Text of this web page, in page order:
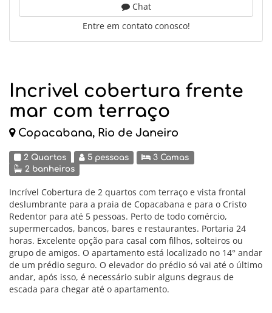
Incrivel cobertura frente
mar com terraço
Copacabana, Rio de Janeiro
2 Quartos 5 pessoas
3 Camas
2 banheiros
Incrível Cobertura de 2 quartos com terraço e vista frontal
deslumbrante para a praia de Copacabana e para o Cristo
Redentor para até 5 pessoas. Perto de todo comércio,
supermercados, bancos, bares e restaurantes. Portaria 24
horas. Excelente opção para casal com filhos, solteiros ou
grupo de amigos. O apartamento está localizado no 14° andar
de um prédio seguro. O elevador do prédio só vai até o último
andar, após isso, é necessário subir alguns degraus de
escada para chegar até o apartamento.
Chat
Entre em contato conosco!